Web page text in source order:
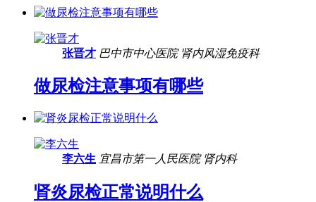
张晋才 巴中市中心医院 肾内风湿免疫科
做尿检注意事项有哪些
李六生 宜昌市第一人民医院 肾内科
肾炎尿检正常说明什么